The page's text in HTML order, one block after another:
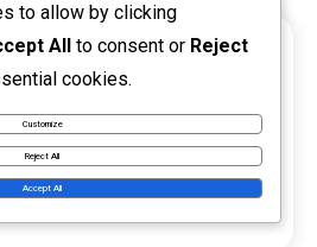
to allow by clicking
All to consent or Reject
cookies.
Customize
Reject All
Accept All